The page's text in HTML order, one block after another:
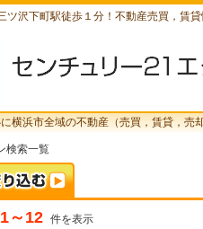
沢下町駅徒歩１分！不動産売買，賃
横浜市全域の不動産（売買，賃貸，
検索一覧
1～12 件を表示